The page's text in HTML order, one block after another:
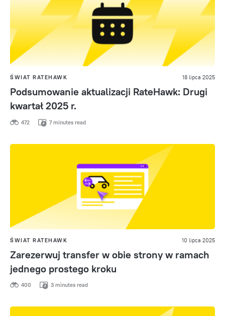
ŚWIAT RATEHAWK 18 lipca 2025
Podsumowanie aktualizacji RateHawk: Drugi
kwartał 2025 r.
472 7 minutes read
ŚWIAT RATEHAWK 10 lipca 2025
Zarezerwuj transfer w obie strony w ramach
jednego prostego kroku
400 3 minutes read